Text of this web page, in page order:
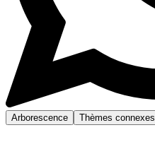
Arborescence Thèmes connexes